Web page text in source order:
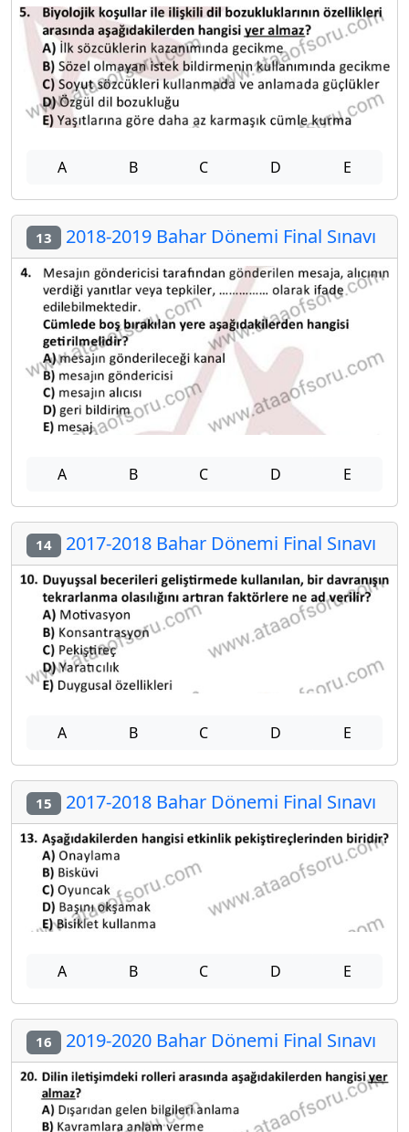
A B C D E
13 2018-2019 Bahar Dönemi Final Sınavı
A B C D E
14 2017-2018 Bahar Dönemi Final Sınavı
A B C D E
15 2017-2018 Bahar Dönemi Final Sınavı
A B C D E
16 2019-2020 Bahar Dönemi Final Sınavı